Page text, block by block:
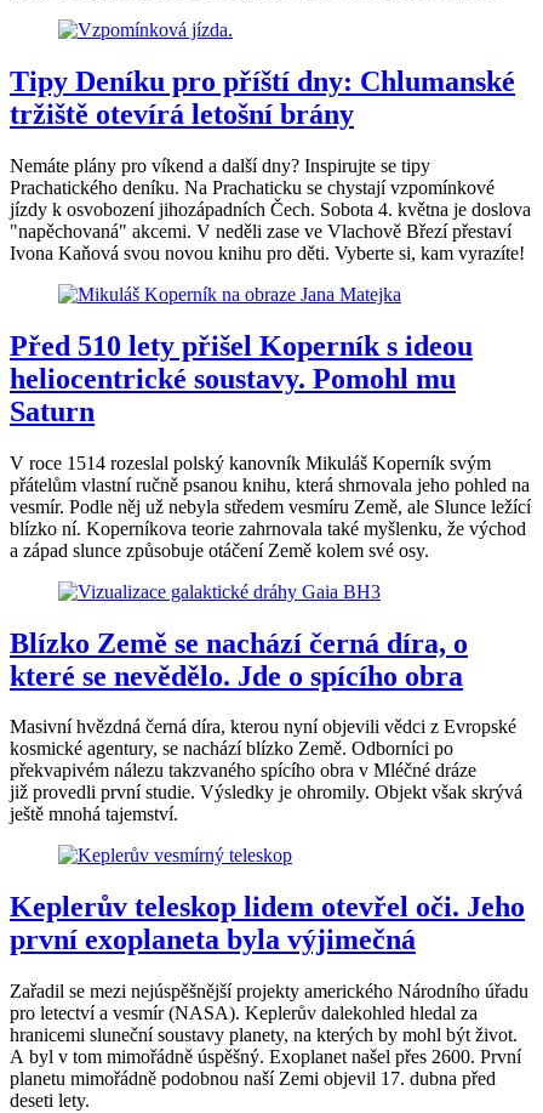
Tipy Deníku pro příští dny: Chlumanské
tržiště otevírá letošní brány
Nemáte plány pro víkend a další dny? Inspirujte se tipy
Prachatického deníku. Na Prachaticku se chystají vzpomínkové
jízdy k osvobození jihozápadních Čech. Sobota 4. května je doslova
"napěchovaná" akcemi. V neděli zase ve Vlachově Březí přestaví
Ivona Kaňová svou novou knihu pro děti. Vyberte si, kam vyrazíte!
Před 510 lety přišel Koperník s ideou
heliocentrické soustavy. Pomohl mu
Saturn
V roce 1514 rozeslal polský kanovník Mikuláš Koperník svým
přátelům vlastní ručně psanou knihu, která shrnovala jeho pohled na
vesmír. Podle něj už nebyla středem vesmíru Země, ale Slunce ležící
blízko ní. Koperníkova teorie zahrnovala také myšlenku, že východ
a západ slunce způsobuje otáčení Země kolem své osy.
Blízko Země se nachází černá díra, o
které se nevědělo. Jde o spícího obra
Masivní hvězdná černá díra, kterou nyní objevili vědci z Evropské
kosmické agentury, se nachází blízko Země. Odborníci po
překvapivém nálezu takzvaného spícího obra v Mléčné dráze
již provedli první studie. Výsledky je ohromily. Objekt však skrývá
ještě mnohá tajemství.
Keplerův teleskop lidem otevřel oči. Jeho
první exoplaneta byla výjimečná
Zařadil se mezi nejúspěšnější projekty amerického Národního úřadu
pro letectví a vesmír (NASA). Keplerův dalekohled hledal za
hranicemi sluneční soustavy planety, na kterých by mohl být život.
A byl v tom mimořádně úspěšný. Exoplanet našel přes 2600. První
planetu mimořádně podobnou naší Zemi objevil 17. dubna před
deseti lety.